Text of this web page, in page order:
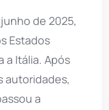
de 2025,
Estados
a Itália. Após
autoridades,
a